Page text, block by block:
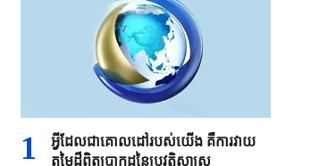
1
អ្វីដែលជាគោលដៅរបស់យើង គឺការវាយ
តម្លៃដ៏ពិតប្រាកដនៃប្រវត្តិសាស្រ្ត